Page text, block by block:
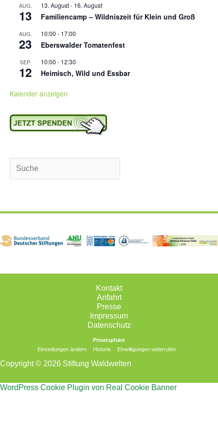
AUG.
13
13. August- 16. August
Familiencamp – Wildniszeit für Klein und Groß
AUG.
23
10:00 - 17:00
Eberswalder Tomatenfest
SEP.
12
10:00 - 12:30
Heimisch, Wild und Essbar
Kalender anzeigen
Suchen
Kontakt
Anfahrt
Presse
Impressum
Datenschutz
Privatsphäre
Einstellungen ändern
Historie Einwilligungen widerrufen
Copyright © 2026 Stiftung Waldwelten
WordPress Cookie Plugin von Real Cookie Banner